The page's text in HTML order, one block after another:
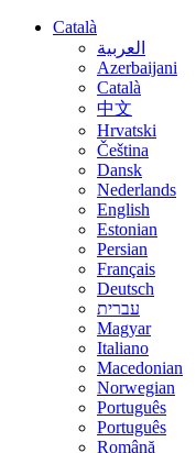
Català
العربية
Azerbaijani
Català
中文
Hrvatski
Čeština
Dansk
Nederlands
English
Estonian
Persian
Français
Deutsch
עברית
Magyar
Italiano
Macedonian
Norwegian
Português
Português
Română